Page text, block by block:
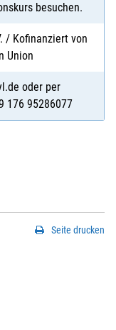
besuchen.
/ Kofinanziert von
Union
oder per
176 95286077
Seite drucken